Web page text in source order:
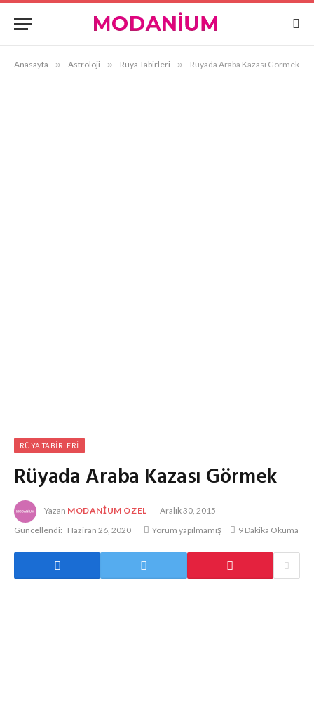
Anasayfa » Astroloji » Rüya Tabirleri » Rüyada Araba Kazası Görmek
RÜYA TABIRLERI
Rüyada Araba Kazası Görmek
Yazan MODANIUM ÖZEL
Aralık 30, 2015
Güncellendi: Haziran 26, 2020 Yorum yapılmamış 9 Dakika Okuma